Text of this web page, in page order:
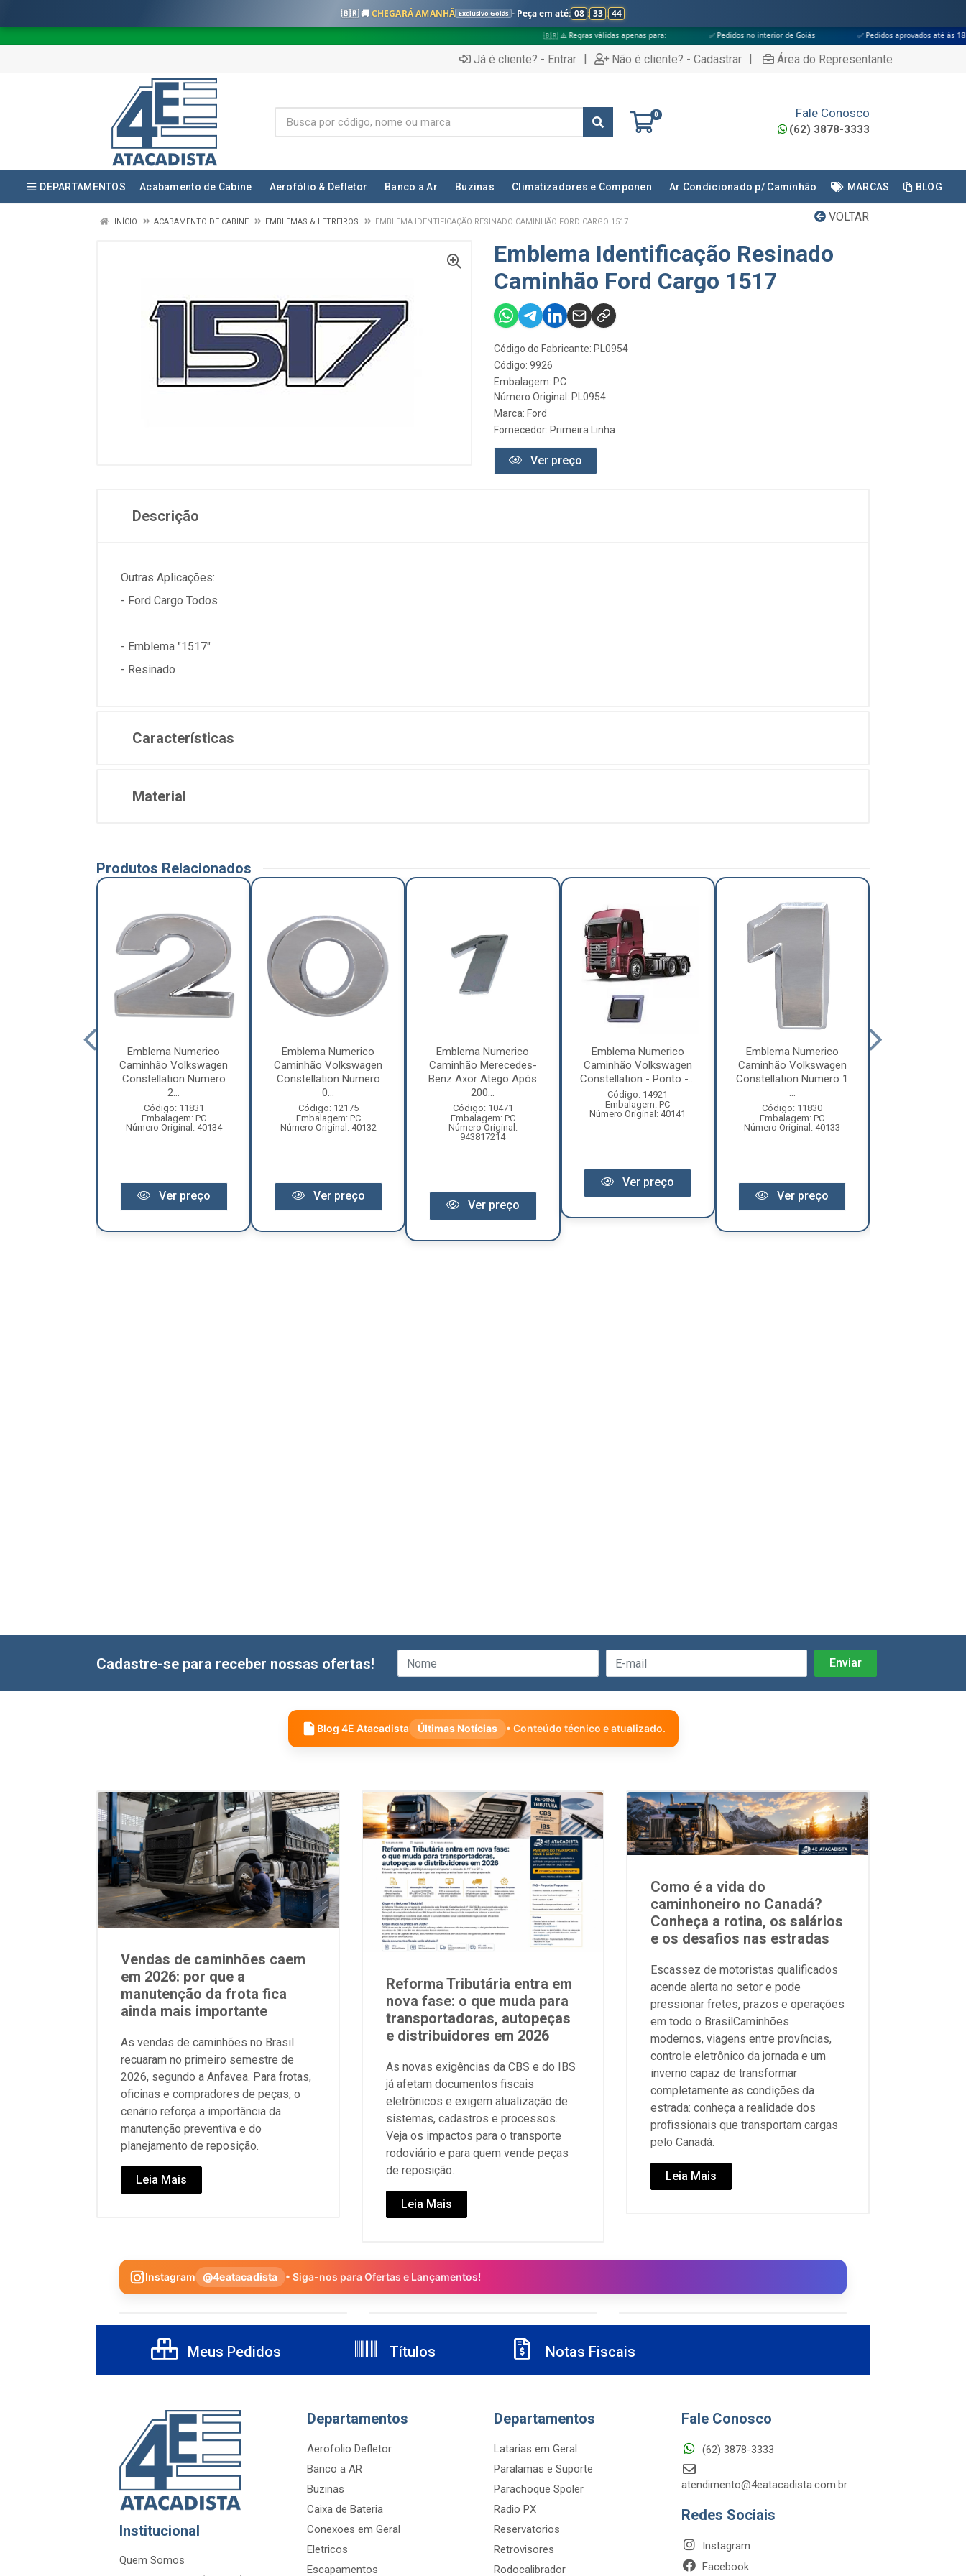
🇧🇷 🚚CHEGARÁ AMANHÃ Exclusivo Goiás - Peça em até: 08 : 33 : 43
🇧🇷 ⚠️ Regras válidas apenas para: ✅ Pedidos no interior de Goiás ✅ Pedidos aprovados até às 18h ✅
Já é cliente? - Entrar | Não é cliente? - Cadastrar | Área do Representante
0 Fale Conosco
(62) 3878-3333
DEPARTAMENTOS Acabamento de Cabine Aerofólio & Defletor Banco a Ar Buzinas Climatizadores e Componen Ar Condicionado p/ Caminhão MARCAS BLOG
VOLTAR
INÍCIO ACABAMENTO DE CABINE EMBLEMAS & LETREIROS EMBLEMA IDENTIFICAÇÃO RESINADO CAMINHÃO FORD CARGO 1517
Emblema Identificação Resinado
Caminhão Ford Cargo 1517
Código do Fabricante: PL0954
Código: 9926
Embalagem: PC
Número Original: PL0954
Marca: Ford
Fornecedor: Primeira Linha
Ver preço
Descrição
Outras Aplicações:
- Ford Cargo Todos
- Emblema "1517"
- Resinado
Características
Material
Produtos Relacionados
Emblema Numerico
Caminhão Volkswagen
Constellation Numero
2...
Código: 11831
Embalagem: PC
Número Original: 40134
Ver preço
Emblema Numerico
Caminhão Volkswagen
Constellation Numero
0...
Código: 12175
Embalagem: PC
Número Original: 40132
Ver preço
Emblema Numerico
Caminhão Merecedes-
Benz Axor Atego Após
200...
Código: 10471
Embalagem: PC
Número Original:
943817214
Ver preço
Emblema Numerico
Caminhão Volkswagen
Constellation - Ponto -...
Código: 14921
Embalagem: PC
Número Original: 40141
Ver preço
Emblema Numerico
Caminhão Volkswagen
Constellation Numero 1
...
Código: 11830
Embalagem: PC
Número Original: 40133
Ver preço
Cadastre-se para receber nossas ofertas!
Blog 4E Atacadista Últimas Notícias • Conteúdo técnico e atualizado.
Vendas de caminhões caem
em 2026: por que a
manutenção da frota fica
ainda mais importante
As vendas de caminhões no Brasil
recuaram no primeiro semestre de
2026, segundo a Anfavea. Para frotas,
oficinas e compradores de peças, o
cenário reforça a importância da
manutenção preventiva e do
planejamento de reposição.
Leia Mais
Reforma Tributária entra em
nova fase: o que muda para
transportadoras, autopeças
e distribuidores em 2026
As novas exigências da CBS e do IBS
já afetam documentos fiscais
eletrônicos e exigem atualização de
sistemas, cadastros e processos.
Veja os impactos para o transporte
rodoviário e para quem vende peças
de reposição.
Leia Mais
Como é a vida do
caminhoneiro no Canadá?
Conheça a rotina, os salários
e os desafios nas estradas
Escassez de motoristas qualificados
acende alerta no setor e pode
pressionar fretes, prazos e operações
em todo o BrasilCaminhões
modernos, viagens entre províncias,
controle eletrônico da jornada e um
inverno capaz de transformar
completamente as condições da
estrada: conheça a realidade dos
profissionais que transportam cargas
pelo Canadá.
Leia Mais
Instagram @4eatacadista • Siga-nos para Ofertas e Lançamentos!
Meus Pedidos Títulos Notas Fiscais
Institucional
Quem Somos
Departamentos
Aerofolio Defletor
Banco a AR
Buzinas
Caixa de Bateria
Conexoes em Geral
Eletricos
Escapamentos
Departamentos
Latarias em Geral
Paralamas e Suporte
Parachoque Spoler
Radio PX
Reservatorios
Retrovisores
Rodocalibrador
Fale Conosco
(62) 3878-3333
atendimento@4eatacadista.com.br
Redes Sociais
Instagram
Facebook